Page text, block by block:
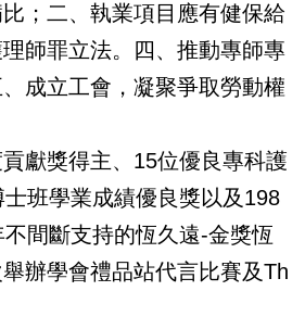
；二、執業項目應有健保給
師罪立法。四、推動專師專
成立工會，凝聚爭取勞動權
獻獎得主、15位優良專科護
班學業成績優良獎以及198
間斷支持的恆久遠-金獎恆
辦學會禮品站代言比賽及Th